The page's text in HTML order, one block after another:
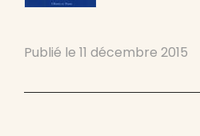
Publié le 11 décembre 2015